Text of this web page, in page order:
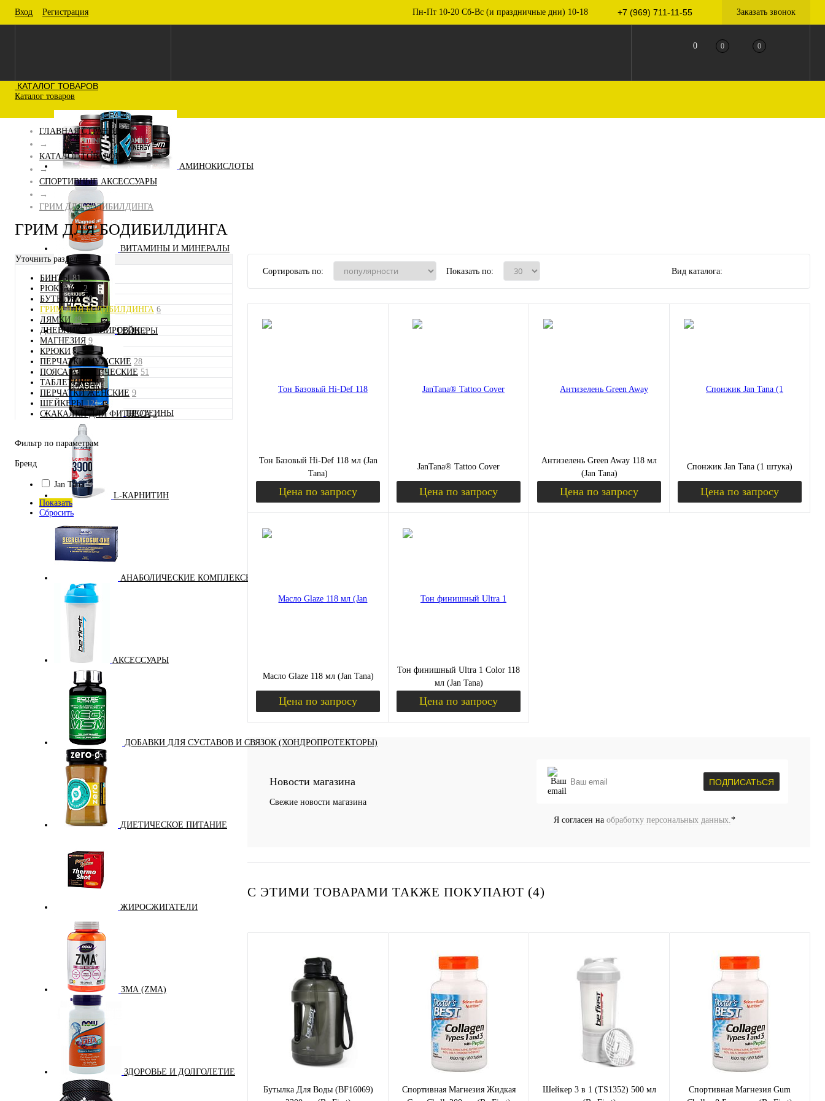
Вход Регистрация Пн-Пт 10-20 Сб-Вс (и праздничные дни) 10-18 +7 (969) 711-11-55 Заказать звонок
0 0 0
КАТАЛОГ ТОВАРОВ
Каталог товаров
АМИНОКИСЛОТЫ
ВИТАМИНЫ И МИНЕРАЛЫ
ГЕЙНЕРЫ
ПРОТЕИНЫ
L-КАРНИТИН
АНАБОЛИЧЕСКИЕ КОМПЛЕКСЫ(ПОВЫШЕНИЕ ТЕСТОСТЕРОНА)
АКСЕССУАРЫ
ДОБАВКИ ДЛЯ СУСТАВОВ И СВЯЗОК (ХОНДРОПРОТЕКТОРЫ)
ДИЕТИЧЕСКОЕ ПИТАНИЕ
ЖИРОСЖИГАТЕЛИ
ЗМА (ZMA)
ЗДОРОВЬЕ И ДОЛГОЛЕТИЕ
ГЛАВНАЯ СТРАНИЦА
→
КАТАЛОГ ТОВАРОВ
→
СПОРТИВНЫЕ АКСЕССУАРЫ
→
ГРИМ ДЛЯ БОДИБИЛДИНГА
ГРИМ ДЛЯ БОДИБИЛДИНГА
Уточнить раздел
БИНТЫ 81
РЮКЗАКИ
2
БУТЫЛКИ 40
ГРИМ ДЛЯ БОДИБИЛДИНГА 6
ЛЯМКИ 49
ДНЕВНИК ТРЕНИРОВОК 2
МАГНЕЗИЯ 9
КРЮКИ 8
ПЕРЧАТКИ МУЖСКИЕ 28
ПОЯСА АТЛЕТИЧЕСКИЕ 51
ТАБЛЕТНИЦЫ 2
ПЕРЧАТКИ ЖЕНСКИЕ 9
ШЕЙКЕРЫ 121
СКАКАЛКИ ДЛЯ ФИТНЕСА 2
Фильтр по параметрам
Бренд
Jan Tana
Показать
Сбросить
Сортировать по: Показать по: Вид каталога:
Тон Базовый Hi-Def 118 мл (Jan
Tana)
Цена по запросу
JanTana® Tattoo Cover
Цена по запросу
Антизелень Green Away 118 мл
(Jan Tana)
Цена по запросу
Спонжик Jan Tana (1 штука)
Цена по запросу
Масло Glaze 118 мл (Jan Tana)
Цена по запросу
Запросить цену
Тон финишный Ultra 1 Color 118
мл (Jan Tana)
Цена по запросу
Новости магазина
Свежие новости магазина
ПОДПИСАТЬСЯ
Я согласен на обработку персональных данных. *
С ЭТИМИ ТОВАРАМИ ТАКЖЕ ПОКУПАЮТ (4)
Бутылка Для Воды (BF16069)
Спортивная Магнезия Жидкая
Шейкер 3 в 1 (TS1352) 500 мл
Спортивная Магнезия Gum